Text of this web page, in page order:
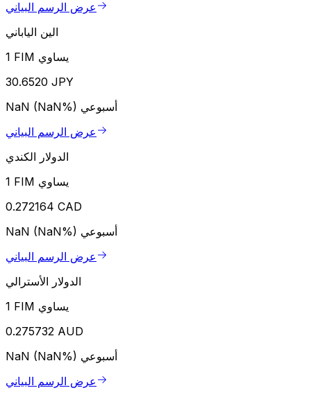
عرض الرسم البياني
الين الياباني
1 FIM يساوي
30.6520 JPY
NaN (NaN%) أسبوعي
عرض الرسم البياني
الدولار الكندي
1 FIM يساوي
0.272164 CAD
NaN (NaN%) أسبوعي
عرض الرسم البياني
الدولار الأسترالي
1 FIM يساوي
0.275732 AUD
NaN (NaN%) أسبوعي
عرض الرسم البياني